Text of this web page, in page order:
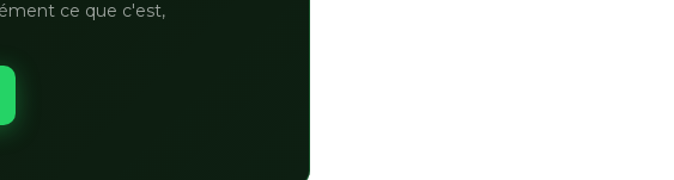
ce que c'est,